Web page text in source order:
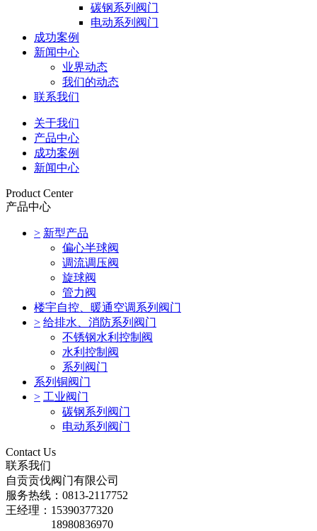
碳钢系列阀门
电动系列阀门
成功案例
新闻中心
业界动态
我们的动态
联系我们
关于我们
产品中心
成功案例
新闻中心
Product Center
产品中心
> 新型产品
偏心半球阀
调流调压阀
旋球阀
管力阀
楼宇自控、暖通空调系列阀门
> 给排水、消防系列阀门
不锈钢水利控制阀
水利控制阀
系列阀门
系列铜阀门
> 工业阀门
碳钢系列阀门
电动系列阀门
Contact Us
联系我们
自贡贡伐阀门有限公司
服务热线：0813-2117752
王经理：15390377320
18980836970